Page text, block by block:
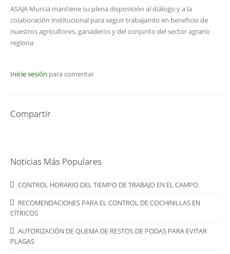
ASAJA Murcia mantiene su plena disposición al diálogo y a la
colaboración institucional para seguir trabajando en beneficio de
nuestros agricultores, ganaderos y del conjunto del sector agrario
regiona
Inicie sesión para comentar
Compartir
Noticias Más Populares
CONTROL HORARIO DEL TIEMPO DE TRABAJO EN EL CAMPO.
RECOMENDACIONES PARA EL CONTROL DE COCHINILLAS EN
CÍTRICOS
AUTORIZACIÓN DE QUEMA DE RESTOS DE PODAS PARA EVITAR
PLAGAS